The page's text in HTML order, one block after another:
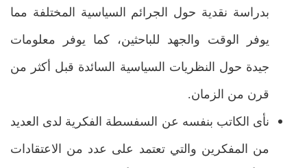
بدراسة نقدية حول الجرائم السياسية المختلفة مما
يوفر الوقت والجهد للباحثين، كما يوفر معلومات
جيدة حول النظريات السياسية السائدة قبل أكثر من
قرن من الزمان.
نأى الكاتب بنفسه عن السفسطة الفكرية لدى العديد
من المفكرين والتي تعتمد على عدد من الاعتقادات